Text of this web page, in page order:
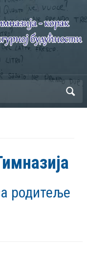
родитеље